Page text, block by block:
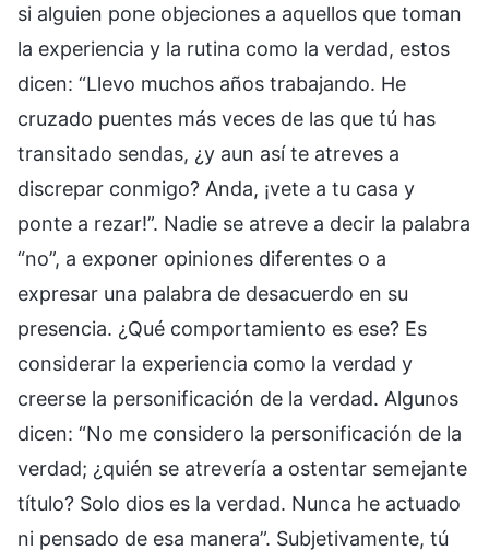
si alguien pone objeciones a aquellos que toman
la experiencia y la rutina como la verdad, estos
dicen: “Llevo muchos años trabajando. He
cruzado puentes más veces de las que tú has
transitado sendas, ¿y aun así te atreves a
discrepar conmigo? Anda, ¡vete a tu casa y
ponte a rezar!”. Nadie se atreve a decir la palabra
“no”, a exponer opiniones diferentes o a
expresar una palabra de desacuerdo en su
presencia. ¿Qué comportamiento es ese? Es
considerar la experiencia como la verdad y
creerse la personificación de la verdad. Algunos
dicen: “No me considero la personificación de la
verdad; ¿quién se atrevería a ostentar semejante
título? Solo dios es la verdad. Nunca he actuado
ni pensado de esa manera”. Subjetivamente, tú